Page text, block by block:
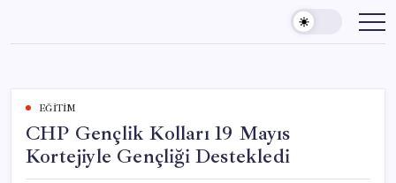
content
EĞITIM
CHP Gençlik Kolları 19 Mayıs
Kortejiyle Gençliği Destekledi